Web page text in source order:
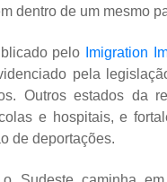
dentro de um mesmo
pelo Imigration
pela
Outros estados da
e hospitais, e
de deportações.